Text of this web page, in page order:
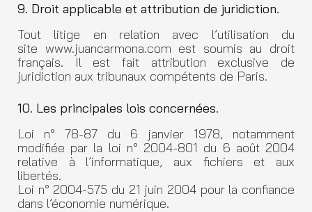
9. Droit applicable et attribution de juridiction.
Tout litige en relation avec l’utilisation du
site www.juancarmona.com est soumis au droit
français. Il est fait attribution exclusive de
juridiction aux tribunaux compétents de Paris.
10. Les principales lois concernées.
Loi n° 78-87 du 6 janvier 1978, notamment
modifiée par la loi n° 2004-801 du 6 août 2004
relative à l’informatique, aux fichiers et aux
libertés.
Loi n° 2004-575 du 21 juin 2004 pour la confiance
dans l’économie numérique.